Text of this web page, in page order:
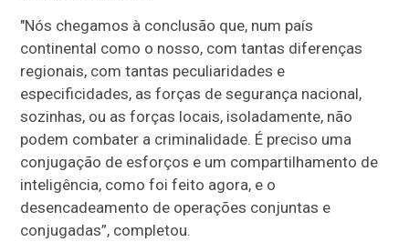
"Nós chegamos à conclusão que, num país
continental como o nosso, com tantas diferenças
regionais, com tantas peculiaridades e
especificidades, as forças de segurança nacional,
sozinhas, ou as forças locais, isoladamente, não
podem combater a criminalidade. É preciso uma
conjugação de esforços e um compartilhamento de
inteligência, como foi feito agora, e o
desencadeamento de operações conjuntas e
conjugadas”, completou.